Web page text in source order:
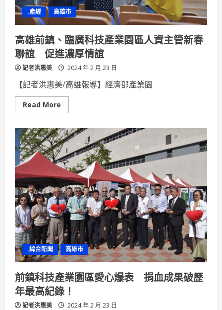
紅
包
感
謝
同
仁
.產經 高雄市
高雄前鎮、臨廣科技產業園區人資主管新春
聯誼 促進濃厚情誼
記者洪惠美 2024 年 2 月 23 日
【記者洪惠美/高雄報導】經濟部產業園
Read More
more
雄
前
鎮、
臨
廣
科
技
產
業
園
區
人
資
主
管
新
春
聯
誼
促
進
濃
厚
情
誼
.綜合新聞 高雄市
前鎮科技產業園區愛心爆表 捐血成果破歷
年最高紀錄！
記者洪惠美 2024 年 2 月 23 日